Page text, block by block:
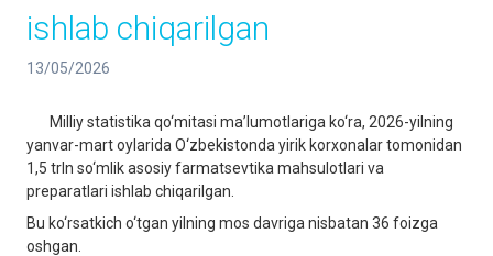
ishlab chiqarilgan
13/05/2026
Milliy statistika qo‘mitasi ma’lumotlariga ko‘ra, 2026-yilning
yanvar-mart oylarida O‘zbekistonda yirik korxonalar tomonidan
1,5 trln so‘mlik asosiy farmatsevtika mahsulotlari va
preparatlari ishlab chiqarilgan.
Bu ko‘rsatkich o‘tgan yilning mos davriga nisbatan 36 foizga
oshgan.